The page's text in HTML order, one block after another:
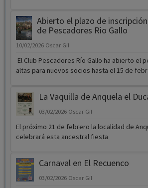
Abierto el plazo de
de Pescadores Rio Gallo
10/02/2026 Oscar Gil
El Club Pescadores Río Gallo ha abierto el
altas para nuevos socios hasta el 15 de
La Vaquilla de Anquela el
03/02/2026 Oscar Gil
El próximo 21 de febrero la localidad de
celebrará esta ancestral fiesta
Carnaval en El Recuenco
03/02/2026 Oscar Gil